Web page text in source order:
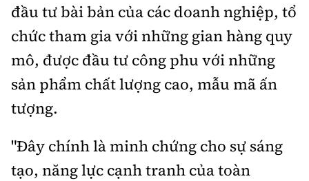
đầu tư bài bản của các doanh nghiệp, tổ
chức tham gia với những gian hàng quy
mô, được đầu tư công phu với những
sản phẩm chất lượng cao, mẫu mã ấn
tượng.
"Đây chính là minh chứng cho sự sáng
tạo, năng lực cạnh tranh của toàn